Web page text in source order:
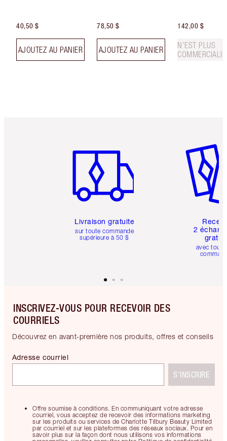
40,50 $
AJOUTEZ AU PANIER
78,50 $
AJOUTEZ AU PANIER
142,00 $
N’EST PLUS
Livraison gratuite
sur toute commande
supérieure à 50 $
2
avec
INSCRIVEZ-VOUS POUR RECEVOIR DES
COURRIELS
Découvrez en avant-première nos produits, offres et conseils
Offre soumise à conditions. En communiquant votre adresse
courriel, vous acceptez de recevoir des informations marketing
sur les produits ou services de Charlotte Tilbury Beauty Limited
par courriel et sur les plateformes des réseaux sociaux. Pour en
savoir plus sur la façon dont nous utilisons vos informations
Adresse courriel
S’INSCRIRE